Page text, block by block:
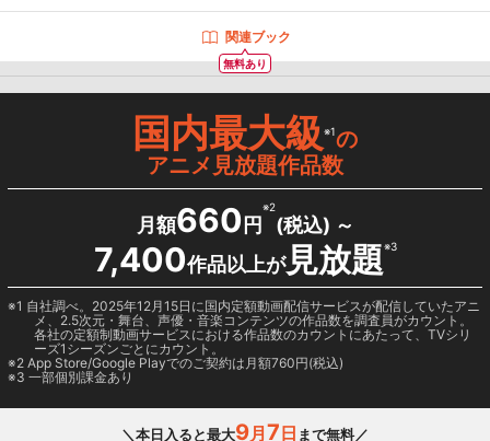
無料あり
関連ブック
国内最大級※1の
アニメ見放題作品数
月額660 円
※2
(税込) ～
7,400作品以上が見放題※3
1 自社調べ。2025年12月15日に国内定額動画配信サービスが配信していたアニ
メ、2.5次元・舞台、声優・音楽コンテンツの作品数を調査員がカウント。
各社の定額制動画サービスにおける作品数のカウントにあたって、TVシリ
ーズ1シーズンごとにカウント。
2 App Store/Google Playでのご契約は月額760円(税込)
3 一部個別課金あり
＼本日入ると最大9月 7 日 まで無料／